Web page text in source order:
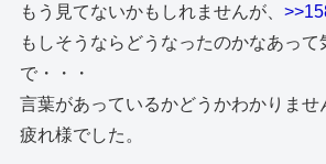
もう見てないかもしれませんが、
もしそうならどうなったのかなあっ
で・・・
言葉があっているかどうかわかりませ
疲れ様でした。